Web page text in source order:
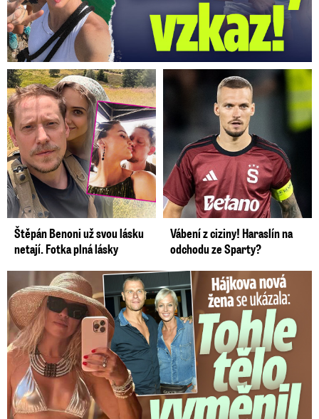
Štěpán Benoni už svou lásku
netají. Fotka plná lásky
Vábení z ciziny! Haraslín na
odchodu ze Sparty?
Tohle tělo nahradilo Belo: Nová partnerka se ukázala...